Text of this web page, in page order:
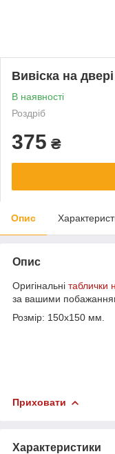
Вивіска на
В наявності
Роздріб
375 ₴
Опис
Опис
Оригінальні таблички
за вашими
Розмір: 150х150 мм.
Приховати
Характеристики